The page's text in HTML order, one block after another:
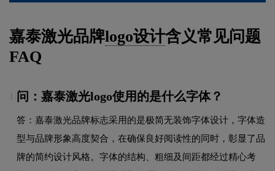
嘉泰激光品牌logo设计含义常见问题
FAQ
问：嘉泰激光logo使用的是什么字体？
答：嘉泰激光品牌标志采用的是极简无装饰字体设计，字体造
型与品牌形象高度契合，在确保良好阅读性的同时，彰显了品
牌的简约设计风格。字体的结构、粗细及间距都经过精心考